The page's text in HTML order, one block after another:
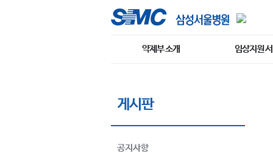
약제부 소개 임상지원
게시판
공지사항